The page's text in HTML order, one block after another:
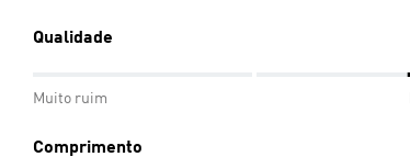
Qualidade
Muito ruim
Comprimento